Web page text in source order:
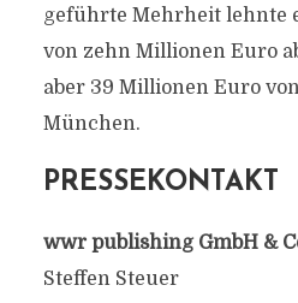
geführte Mehrheit lehnte
von zehn Millionen Euro
aber 39 Millionen Euro
München.
PRESSEKONTAKT
wwr publishing GmbH &
Steffen Steuer